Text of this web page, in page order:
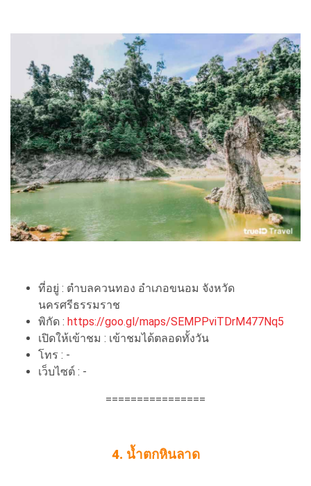
ที่อยู่ : ตำบลควนทอง อำเภอขนอม จังหวัด
นครศรีธรรมราช
พิกัด : https://goo.gl/maps/SEMPPviTDrM477Nq5
เปิดให้เข้าชม : เข้าชมได้ตลอดทั้งวัน
โทร : -
เว็บไซต์ : -
================
4. น้ำตกหินลาด